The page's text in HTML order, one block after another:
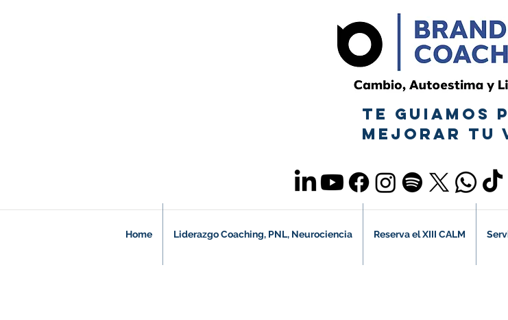
TE GUIAMOS
MEJORAR TU
Home Liderazgo Coaching, PNL, Neurociencia Reserva el XIII CALM